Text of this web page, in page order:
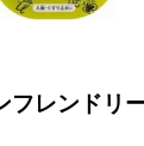
フレンドリ